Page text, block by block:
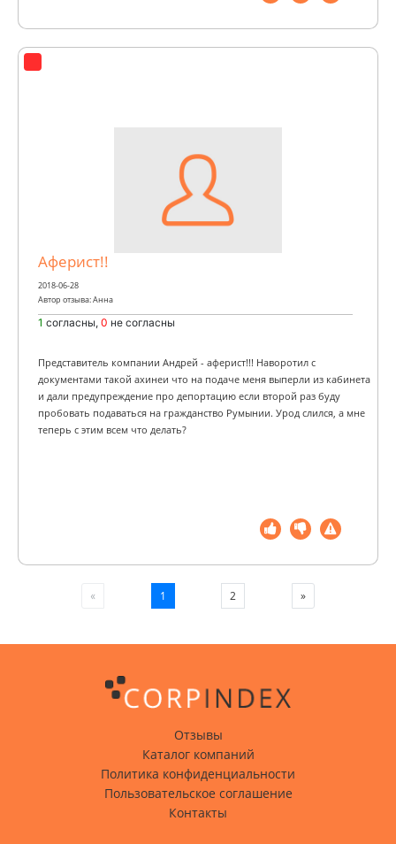
Аферист!!
2018-06-28
Автор отзыва: Анна
1 согласны, 0 не согласны
Представитель компании Андрей - аферист!!! Наворотил с
документами такой ахинеи что на подаче меня выперли из кабинета
и дали предупреждение про депортацию если второй раз буду
пробовать подаваться на гражданство Румынии. Урод слился, а мне
теперь с этим всем что делать?
« 1 2 »
Отзывы
Каталог компаний
Политика конфиденциальности
Пользовательское соглашение
Контакты